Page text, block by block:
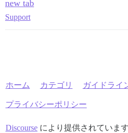
new tab
Support
ホーム カテゴリ ガイドライ
プライバシーポリシー
Discourseにより提供されていま